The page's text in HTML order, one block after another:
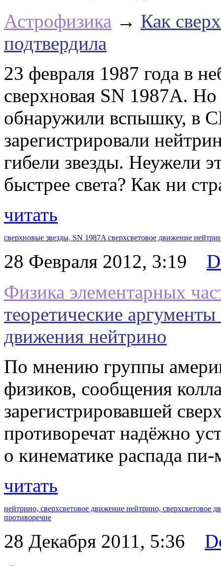
Астрофизика → Как
подтвердила
23 февраля 1987 года в
сверхновая SN 1987A.
обнаружили вспышку, в
зарегистрировали
гибели звезды. Неужели
быстрее света? Как ни
читать
сверхновые звезды, SN 1987A сверхсветовое движение
28 Февраля 2012, 3:19
Физика элементарных
теоретические
движения нейтрино
По мнению группы
физиков, сообщения
зарегистрировавшей
противоречат надёжно
о кинематике распада пи-
читать
нейтрино, сверхсветовое движение нейтрино, сверхсветовое
противоречие
28 Декабря 2011, 5:36